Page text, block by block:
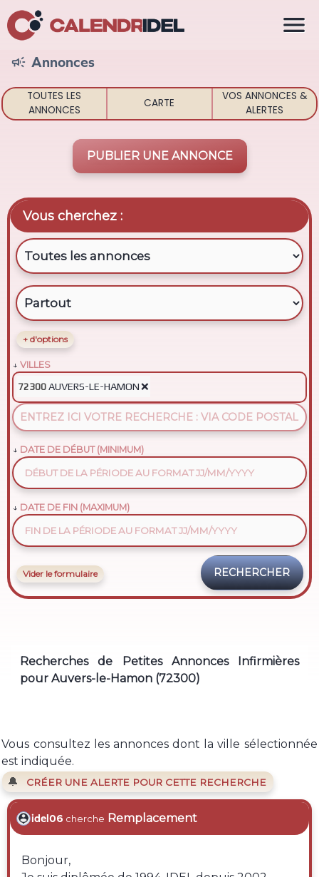
 Annonces
TOUTES LES
ANNONCES
CARTE
VOS ANNONCES &
ALERTES
PUBLIER UNE ANNONCE
Vous cherchez :
+ d'options
VILLES
72300 AUVERS-LE-HAMON❌
DATE DE DÉBUT (MINIMUM)
DATE DE FIN (MAXIMUM)
Vider le formulaire
Recherches de Petites Annonces Infirmières
pour Auvers-le-Hamon (72300)
Vous consultez les annonces dont la ville sélectionnée
est indiquée.
🔔 CRÉER UNE ALERTE POUR CETTE RECHERCHE
idel06 cherche Remplacement
Bonjour,
